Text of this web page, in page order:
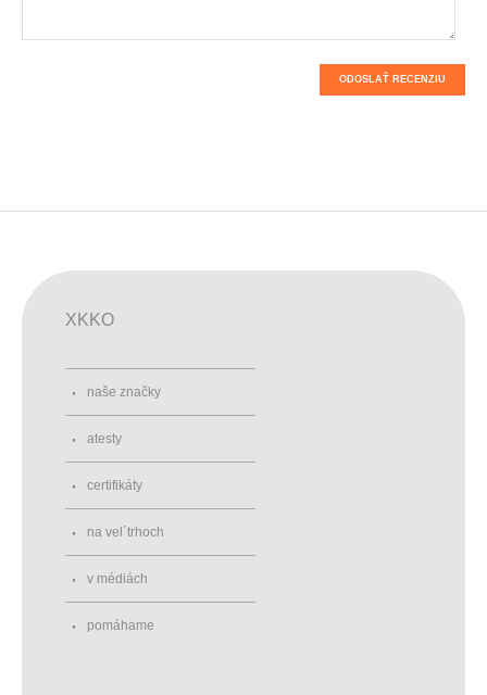
ODOSLAŤ RECENZIU
XKKO
naše značky
atesty
certifikáty
na vel´trhoch
v médiách
pomáhame